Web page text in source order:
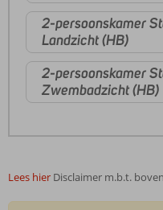
2-persoonskamer
Landzicht (HB)
2-persoonskamer
Zwembadzicht (HB)
Lees hier Disclaimer m.b.t.